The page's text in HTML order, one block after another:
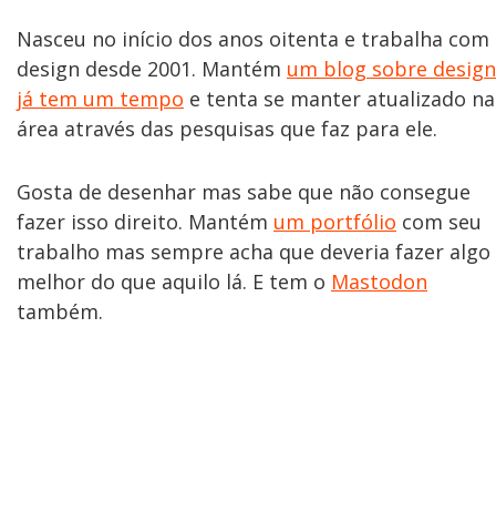
Nasceu no início dos anos oitenta e trabalha com
design desde 2001. Mantém um blog sobre design
já tem um tempo e tenta se manter atualizado na
área através das pesquisas que faz para ele.
Gosta de desenhar mas sabe que não consegue
fazer isso direito. Mantém um portfólio com seu
trabalho mas sempre acha que deveria fazer algo
melhor do que aquilo lá. E tem o Mastodon
também.